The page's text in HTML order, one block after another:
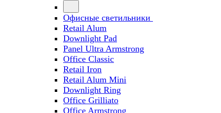
Офисные светильники
Retail Alum
Downlight Pad
Panel Ultra Armstrong
Office Classic
Retail Iron
Retail Alum Mini
Downlight Ring
Office Grilliato
Office Armstrong